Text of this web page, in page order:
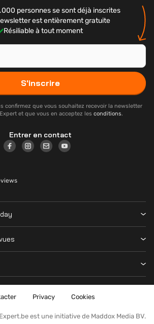
personnes se sont déjà inscrites
est entièrement gratuite
Résiliable à tout moment
S'inscrire
confirmez que vous souhaitez recevoir la newsletter
et que vous en acceptez les conditions.
Entrer en contact
est une initiative de Maddox Media BV.
Privacy Cookies